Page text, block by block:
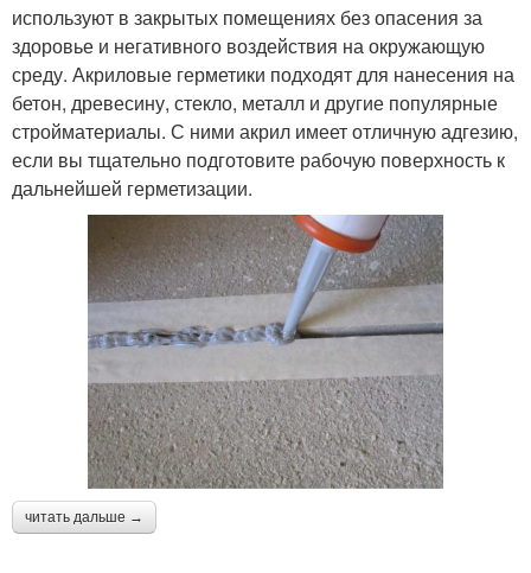
используют в закрытых помещениях без опасения за
здоровье и негативного воздействия на окружающую
среду. Акриловые герметики подходят для нанесения на
бетон, древесину, стекло, металл и другие популярные
стройматериалы. С ними акрил имеет отличную адгезию,
если вы тщательно подготовите рабочую поверхность к
дальнейшей герметизации.
читать дальше →